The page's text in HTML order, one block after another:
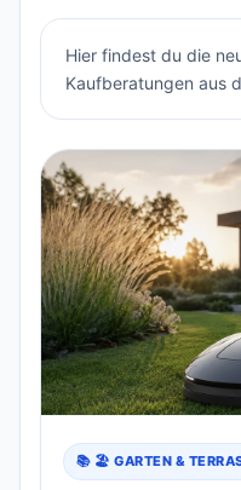
Hier findest du die
Kaufberatungen aus
📚 🏖️ GARTEN &